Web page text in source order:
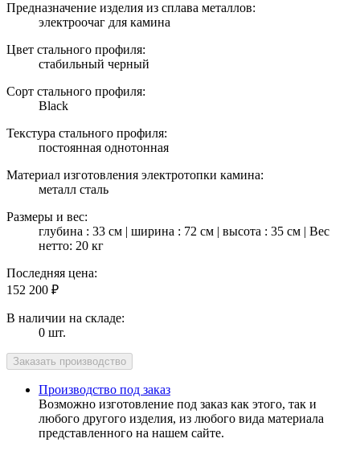
Предназначение изделия из сплава металлов:
электроочаг для камина
Цвет стального профиля:
стабильный черный
Сорт стального профиля:
Black
Текстура стального профиля:
постоянная однотонная
Материал изготовления электротопки камина:
металл сталь
Размеры и вес:
глубина : 33 см | ширина : 72 см | высота : 35 см | Вес
нетто: 20 кг
Последняя цена:
152 200 ₽
В наличии на складе:
0 шт.
Производство под заказ
Возможно изготовление под заказ как этого, так и
любого другого изделия, из любого вида материала
представленного на нашем сайте.